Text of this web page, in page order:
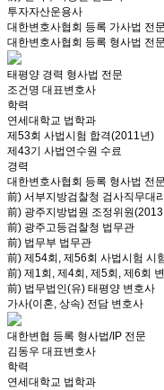
투자자산운용사
대한변호사협회 등록 가사법 전
대한변호사협회 등록 형사법 전
태평양 경력 형사법 전문
조건명 대표변호사
학력
연세대학교 법학과
제53회 사법시험 합격(2011년)
제43기 사법연수원 수료
경력
대한변호사협회 등록 형사법 전
前) 서부지방검찰청 검사직무대
前) 광주지방법원 조정위원
前) 광주고등검찰청 법무관
前) 법무부 법무관
前) 제54회, 제56회 사법시험 시
前) 제1회, 제4회, 제5회, 제6회
前) 법무법인(유) 태평양 변호사
가사(이혼, 상속) 전담 변호사
대한변협 등록 형사법/IP 전문
김동우 대표변호사
학력
연세대학교 법학과